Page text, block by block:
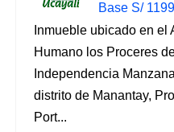
Base S/
Inmueble ubicado en el
Humano los Proceres
Independencia
distrito de Manantay,
Port...